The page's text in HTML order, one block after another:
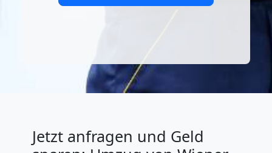
Jetzt anfragen und Geld